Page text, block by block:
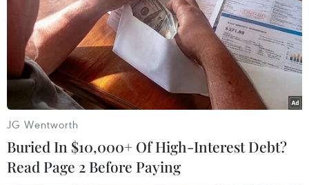
#Truyện về Hồ Chí Minh
#dịch giả Nguyễn Hải Hoành
#Nhà xuất bản Chính trị Quốc gia Sự thật
#lãnh tụ Nguyễn Ái Quốc
JG Wentworth
Buried In $10,000+ Of High-Interest Debt?
Read Page 2 Before Paying